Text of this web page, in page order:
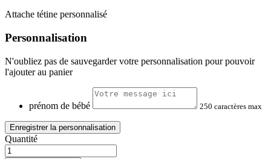
Attache tétine personnalisé
Personnalisation
N'oubliez pas de sauvegarder votre personnalisation pour pouvoir
l'ajouter au panier
prénom de bébé 250 caractères max
Enregistrer la personnalisation
Quantité